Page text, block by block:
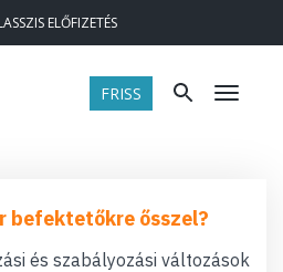
ELŐFIZETÉS
FRISS Menü
befektetőkre ősszel?
és szabályozási változások